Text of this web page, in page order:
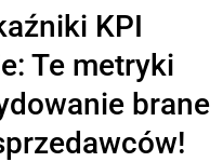
KPI
Te metryki
brane